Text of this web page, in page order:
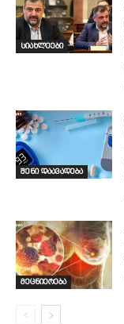
სიახლეები
შენი დაავადება
მეცნიერება